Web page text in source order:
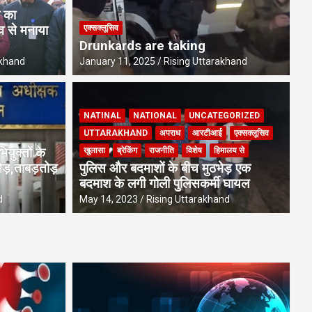
रावत ने विभागीय अधिकारियों के साथ
का
से मनाया
के
एक्सक्लूसिव
Drunkards are taking
January 11, 2025 Rising Uttarakhand
NATINAL NATIONAL
UNCATEGORIZED
UTTARAKHAND
अपराध आरटीआई
एक्सक्लूसिव
खुलासा
ब्रेकिंग राजनीति विशेष हिमालय से
पुलिस और बदमाशों के बीच मुठभेड़ एक
बदमाश के लगी गोली पुलिसकर्मी घायल
May 14, 2023 Rising Uttarakhand